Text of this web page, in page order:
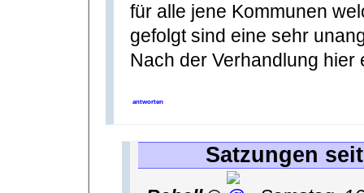
für alle jene Kommunen
gefolgt sind eine sehr
Nach der Verhandlung
antworten
Satzungen